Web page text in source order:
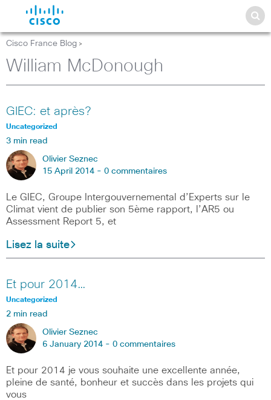
Cisco France Blog >
William McDonough
GIEC: et après?
Uncategorized
3 min read
Olivier Seznec
15 April 2014 - 0 commentaires
Le GIEC, Groupe Intergouvernemental d’Experts sur le
Climat vient de publier son 5ème rapport, l’AR5 ou
Assessment Report 5, et
Lisez la suite
Et pour 2014…
Uncategorized
2 min read
Olivier Seznec
6 January 2014 - 0 commentaires
Et pour 2014 je vous souhaite une excellente année,
pleine de santé, bonheur et succès dans les projets qui
vous